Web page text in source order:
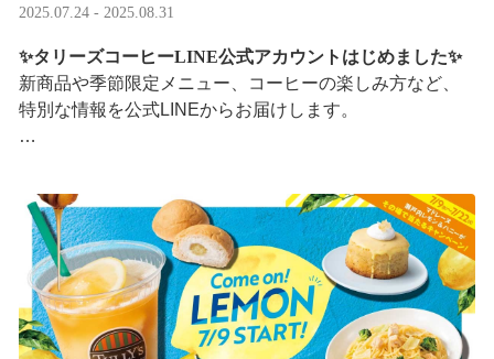
2025.07.24 - 2025.08.31
✨タリーズコーヒーLINE公式アカウントはじめました✨
新商品や季節限定メニュー、コーヒーの楽しみ方など、
特別な情報を公式LINEからお届けします。
···